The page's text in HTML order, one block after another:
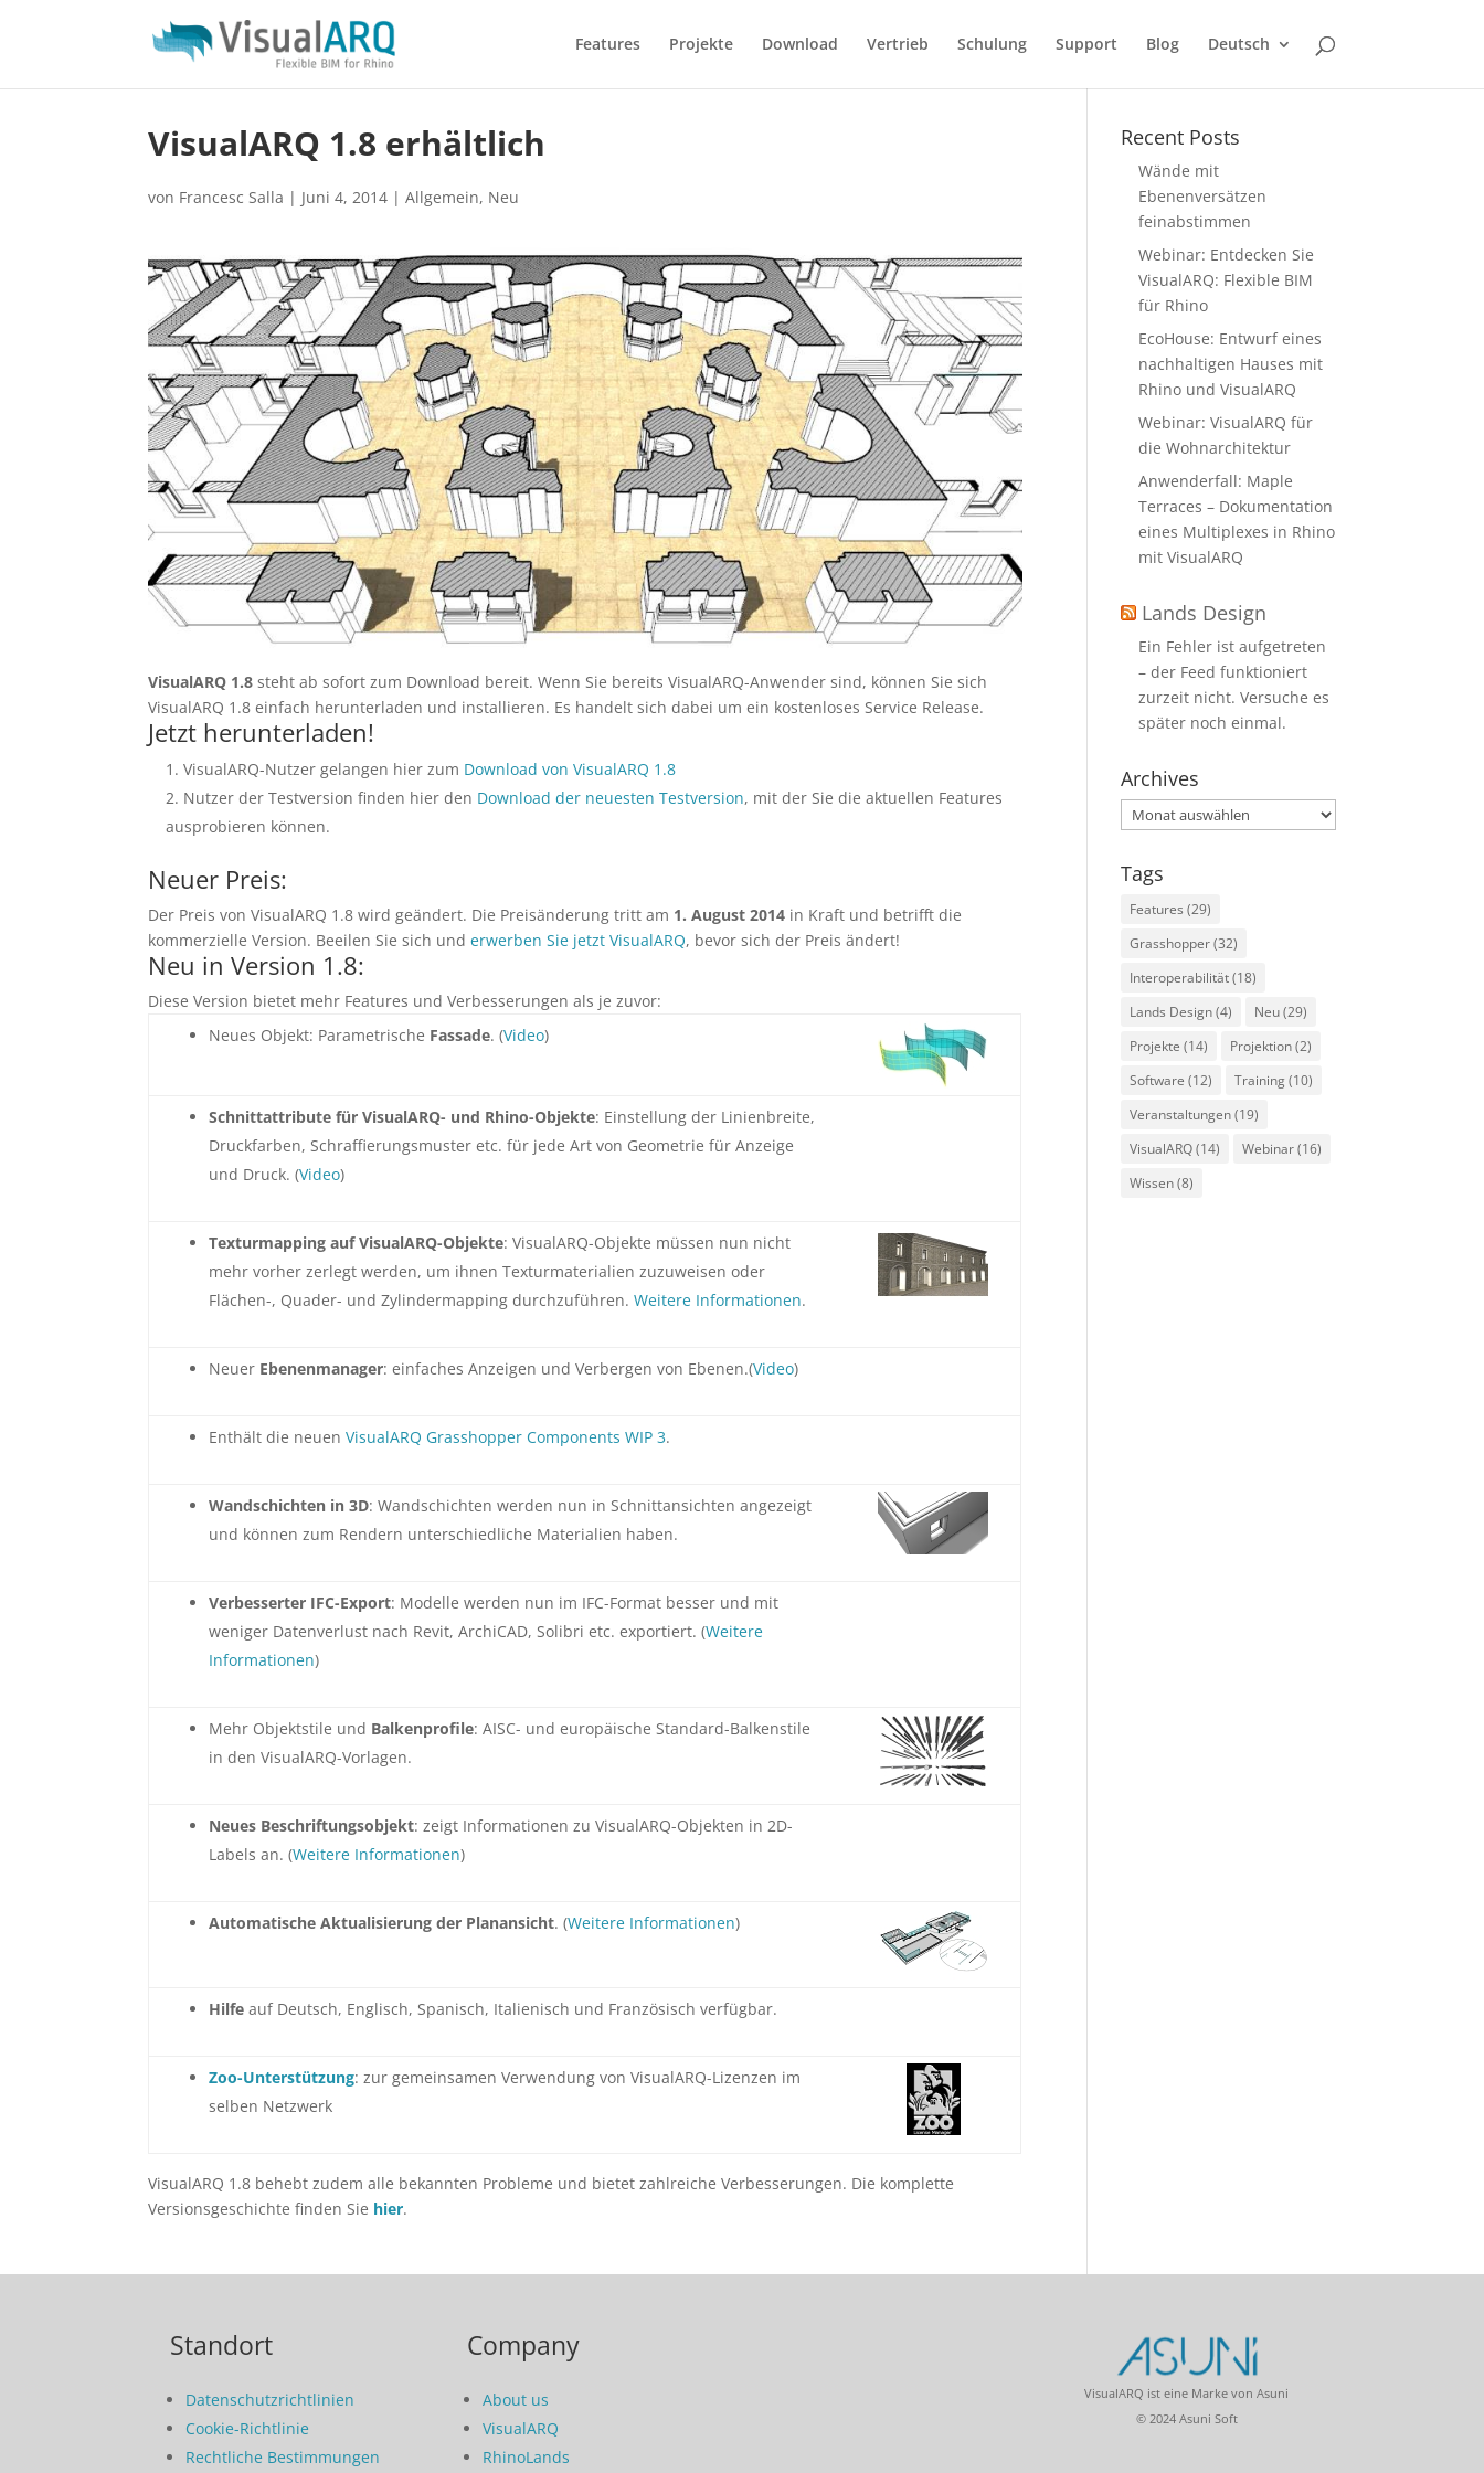
Features Projekte Download Vertrieb Schulung Support Blog Deutsch
VisualARQ 1.8 erhältlich
von Francesc Salla | Juni 4, 2014 |Allgemein, Neu
VisualARQ 1.8 steht ab sofort zum Download bereit. Wenn Sie bereits VisualARQ-Anwender sind, können Sie sich
VisualARQ 1.8 einfach herunterladen und installieren. Es handelt sich dabei um ein kostenloses Service Release.
Jetzt herunterladen!
VisualARQ-Nutzer gelangen hier zum Download von VisualARQ 1.8
Nutzer der Testversion finden hier den Download der neuesten Testversion, mit der Sie die aktuellen Features
ausprobieren können.
Neuer Preis:
Der Preis von VisualARQ 1.8 wird geändert. Die Preisänderung tritt am 1. August 2014 in Kraft und betrifft die
kommerzielle Version. Beeilen Sie sich underwerben Sie jetzt VisualARQ, bevor sich der Preis ändert!
Neu in Version 1.8:
Diese Version bietet mehr Features und Verbesserungen als je zuvor:
Neues Objekt: Parametrische Fassade. (Video)
Schnittattribute für VisualARQ- und Rhino-Objekte: Einstellung der Linienbreite,
Druckfarben, Schraffierungsmuster etc. für jede Art von Geometrie für Anzeige
und Druck. (Video)
Texturmapping auf VisualARQ-Objekte: VisualARQ-Objekte müssen nun nicht
mehr vorher zerlegt werden, um ihnen Texturmaterialien zuzuweisen oder
Flächen-, Quader- und Zylindermapping durchzuführen.Weitere Informationen.
Neuer Ebenenmanager: einfaches Anzeigen und Verbergen von Ebenen.(Video)
Enthält die neuenVisualARQ Grasshopper Components WIP 3.
Wandschichten in 3D: Wandschichten werden nun in Schnittansichten angezeigt
und können zum Rendern unterschiedliche Materialien haben.
Verbesserter IFC-Export: Modelle werden nun im IFC-Format besser und mit
weniger Datenverlust nach Revit, ArchiCAD, Solibri etc. exportiert. (Weitere
Informationen)
Mehr Objektstile und Balkenprofile: AISC- und europäische Standard-Balkenstile
in den VisualARQ-Vorlagen.
Neues Beschriftungsobjekt: zeigt Informationen zu VisualARQ-Objekten in 2D-
Labels an. (Weitere Informationen)
Automatische Aktualisierung der Planansicht. (Weitere Informationen)
Hilfe auf Deutsch, Englisch, Spanisch, Italienisch und Französisch verfügbar.
Zoo-Unterstützung: zur gemeinsamen Verwendung von VisualARQ-Lizenzen im
selben Netzwerk
VisualARQ 1.8 behebt zudem alle bekannten Probleme und bietet zahlreiche Verbesserungen. Die komplette
Versionsgeschichte finden Sie hier.
Recent Posts
Wände mit
Ebenenversätzen
feinabstimmen
Webinar: Entdecken Sie
VisualARQ: Flexible BIM
für Rhino
EcoHouse: Entwurf eines
nachhaltigen Hauses mit
Rhino und VisualARQ
Webinar: VisualARQ für
die Wohnarchitektur
Anwenderfall: Maple
Terraces – Dokumentation
eines Multiplexes in Rhino
mit VisualARQ
Lands Design
Ein Fehler ist aufgetreten
– der Feed funktioniert
zurzeit nicht. Versuche es
später noch einmal.
Archives
Archives
Tags
Features (29)
Grasshopper(32)
Interoperabilität(18)
Lands Design(4) Neu(29)
Projekte (14) Projektion(2)
Software (12) Training(10)
Veranstaltungen(19)
VisualARQ(14) Webinar(16)
Wissen(8)
Standort
Datenschutzrichtlinien
Cookie-Richtlinie
Rechtliche Bestimmungen
Company
About us
VisualARQ
RhinoLands
VisualARQ ist eine Marke von Asuni
© 2024 Asuni Soft